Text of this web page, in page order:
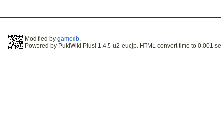
Modified bygamedb.
Powered by PukiWiki Plus! 1.4.5-u2-eucjp. HTML convert time to 0.001